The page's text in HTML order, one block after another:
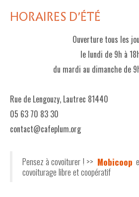
HORAIRES D'ÉTÉ
Ouverture tous les
le lundi de 9h à
du mardi au dimanche de
Rue de Lengouzy, Lautrec 81440
05 63 70 83 30
contact@cafeplum.org
Pensez à covoiturer ! >> Mobicoop
covoiturage libre et coopératif